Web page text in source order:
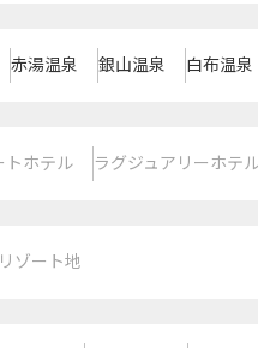
赤湯温泉 銀山温泉 白布温泉
トホテル ラグジュアリーホテ
リゾート地